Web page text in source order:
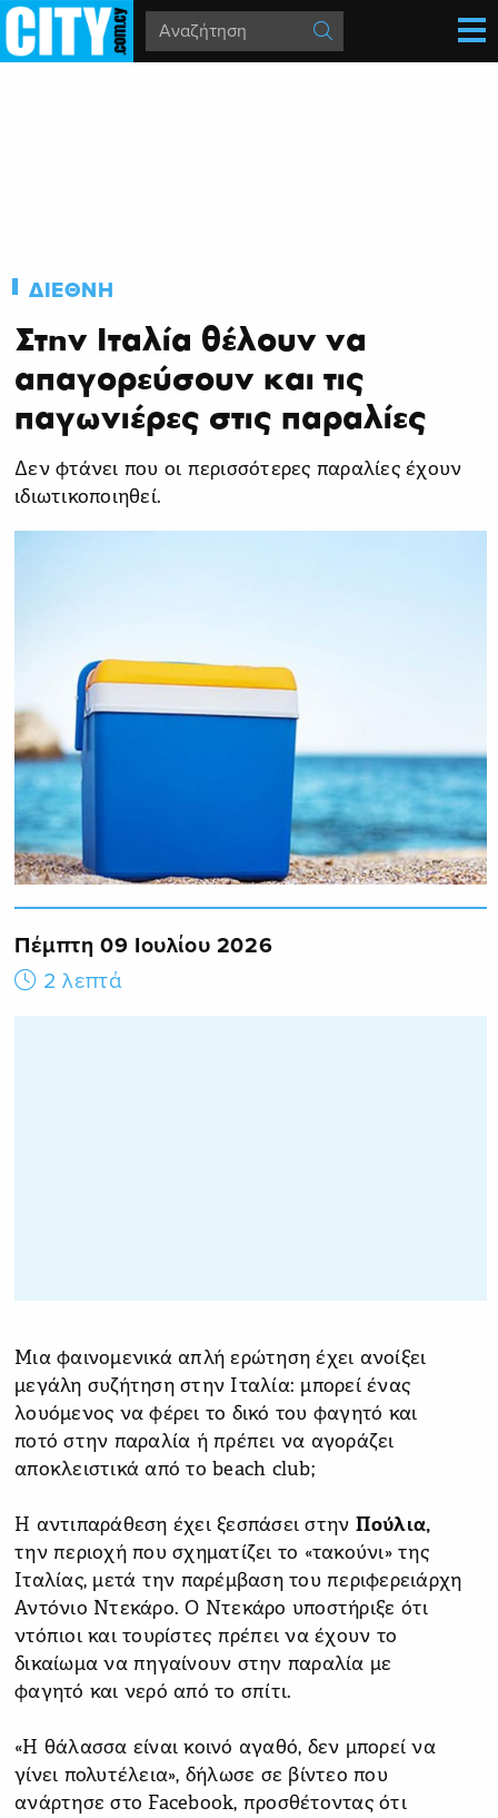
ΔΙΕΘΝΗ
Στην Ιταλία θέλουν να
απαγορεύσουν και τις
παγωνιέρες στις παραλίες
Δεν φτάνει που οι περισσότερες παραλίες έχουν
ιδιωτικοποιηθεί.
Πέμπτη 09 Ιουλίου 2026
2 λεπτά
Μια φαινομενικά απλή ερώτηση έχει ανοίξει
μεγάλη συζήτηση στην Ιταλία: μπορεί ένας
λουόμενος να φέρει το δικό του φαγητό και
ποτό στην παραλία ή πρέπει να αγοράζει
αποκλειστικά από το beach club;
Η αντιπαράθεση έχει ξεσπάσει στην Πούλια,
την περιοχή που σχηματίζει το «τακούνι» της
Ιταλίας, μετά την παρέμβαση του περιφερειάρχη
Αντόνιο Ντεκάρο. Ο Ντεκάρο υποστήριξε ότι
ντόπιοι και τουρίστες πρέπει να έχουν το
δικαίωμα να πηγαίνουν στην παραλία με
φαγητό και νερό από το σπίτι.
«Η θάλασσα είναι κοινό αγαθό, δεν μπορεί να
γίνει πολυτέλεια», δήλωσε σε βίντεο που
ανάρτησε στο Facebook, προσθέτοντας ότι